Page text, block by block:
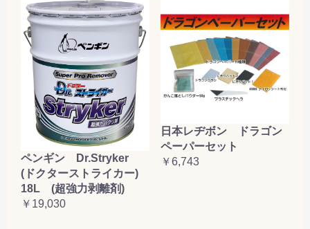
ペンギン Dr.Stryker
(ドクターストライカー)
18L (超強力剥離剤)
￥19,030
日本レヂボン ドラゴン
ペーパーセット
￥6,743